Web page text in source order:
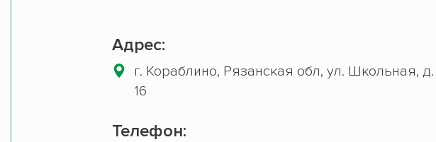
Адрес:
г. Кораблино, Рязанская обл, ул. Школьная, д.
16
Телефон: